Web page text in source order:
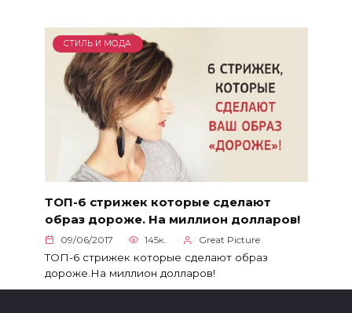
СТИЛЬ И МОДА
ТОП-6 стрижек которые сделают
образ дороже. На миллион долларов!
09/06/2017 145к. Great Picture
ТОП-6 стрижек которые сделают образ
дороже.На миллион долларов!